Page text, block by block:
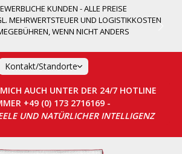
KUNDEN - ALLE PREISE
MEHRWERTSTEUER UND LOGISTIKKOSTEN
WENN NICHT ANDERS
Kontakt/Standorte
MICH AUCH UNTER DER 24/7 HOTLINE
+49 (0) 173 2716169 -
UND NATÜRLICHER INTELLIGENZ